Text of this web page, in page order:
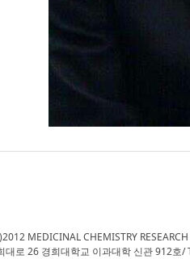
MEDICINAL CHEMISTRY
대로 26 경희대학교 이과대학 신관 912